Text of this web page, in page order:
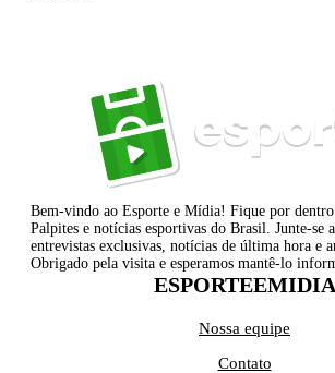
Bem-vindo ao Esporte e Mídia! Fique por dentro
Palpites e notícias esportivas do Brasil. Junte-se
entrevistas exclusivas, notícias de última hora e
Obrigado pela visita e esperamos mantê-lo
ESPORTEEMIDIA
Nossa equipe
Contato